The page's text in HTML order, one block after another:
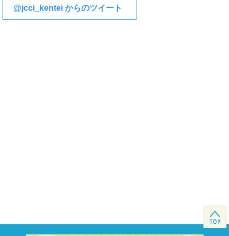
@jcci_kentei からのツイート